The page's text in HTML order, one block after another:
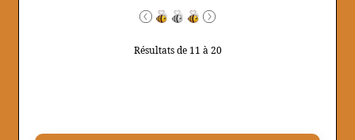
Résultats de 11 à 20